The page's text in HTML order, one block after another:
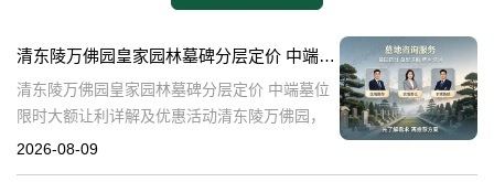
清东陵万佛园皇家园林墓碑分层定价 中端墓位限时大额让利详解及优惠活动
清东陵万佛园皇家园林墓碑分层定价 中端墓位
限时大额让利详解及优惠活动清东陵万佛园，
作为中国历史上著名的皇家陵园之一，承载着
2026-08-09